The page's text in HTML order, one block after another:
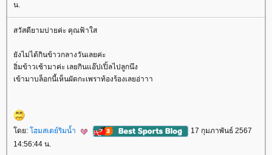
น.
สวัสดียามบ่ายค่ะ คุณฟ้าใส
ังไม่ได้กินข้าวกลางวันเลยค่ะ
อิ่มข้าวเช้ามาค่ะ เลยกินแอ๊ปเปิ้ลไปลูกนึง
เข้ามาบล็อกนี้เห็นผัดกะเพราท้องร้องเลยอ่าาา
ดย: ฮมสเตย์ริมน้ำ
17 กุมภาพันธ์ 2567
14:56:44 น.